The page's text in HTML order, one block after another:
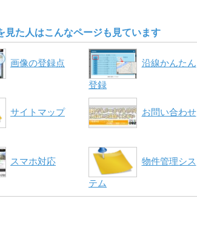
見た人はこんなページも見ています
画像の登録点 沿線かんたん
登録
サイトマップ お問い合わせ
スマホ対応 物件管理シス
テム